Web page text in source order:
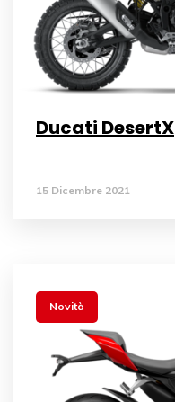
Ducati DesertX
15 Dicembre 2021
Novità